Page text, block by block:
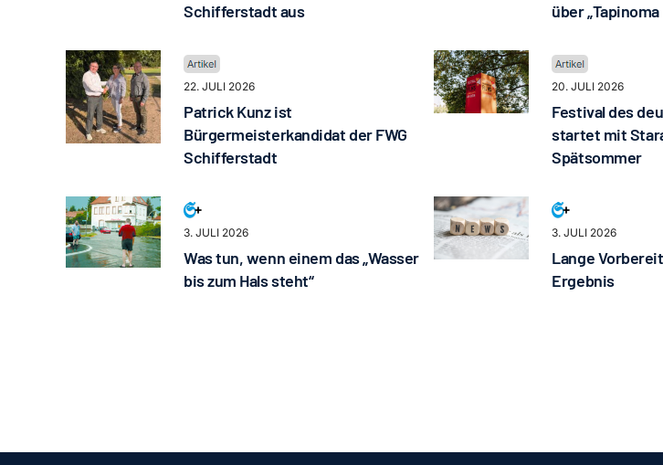
Schifferstadt aus
über
22. JULI 2026
Patrick Kunz ist
Bürgermeisterkandidat der FWG
Schifferstadt
20. JULI 2026
Festival des
startet mit
Spätsommer
3. JULI 2026
Was tun, wenn einem das „Wasser
bis zum Hals steht“
3. JULI 2026
Lange
Ergebnis